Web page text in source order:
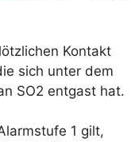
Kontakt
sich unter dem
SO2 entgast hat.
1 gilt,